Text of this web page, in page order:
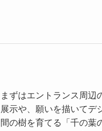
まずはエントランス周辺
展示や、願いを描いてデ
間の樹を育てる「千の葉